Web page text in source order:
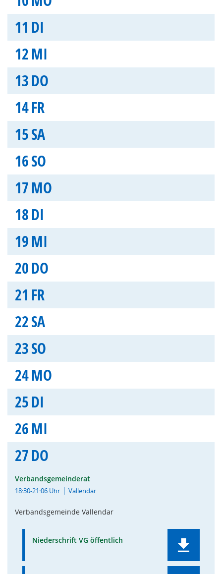
11 DI
12MI
13DO
14FR
15SA
16SO
17MO
18DI
19MI
20DO
21 FR
22SA
23SO
24MO
25DI
26MI
27DO
Verbandsgemeinderat
18:30-21:06 Uhr Vallendar
Verbandsgemeinde Vallendar
Niederschrift VG öffentlich